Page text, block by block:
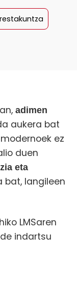
adimen
aukera bat
ez
duen
eta
bat, langileen
LMSaren
indartsu